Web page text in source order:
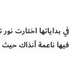
في بداياتها اختارت
فيها ناعمة آنذاك